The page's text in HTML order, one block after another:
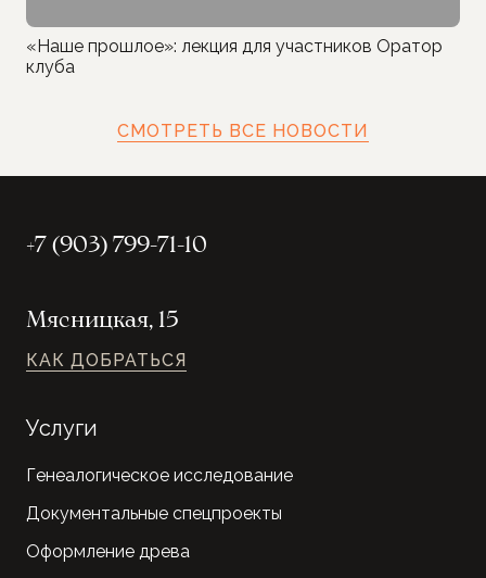
«Наше прошлое»: лекция для участников Оратор
клуба
СМОТРЕТЬ ВСЕ НОВОСТИ
+7 (903) 799-71-10
Мясницкая, 15
КАК ДОБРАТЬСЯ
Услуги
Генеалогическое исследование
Документальные спецпроекты
Оформление древа